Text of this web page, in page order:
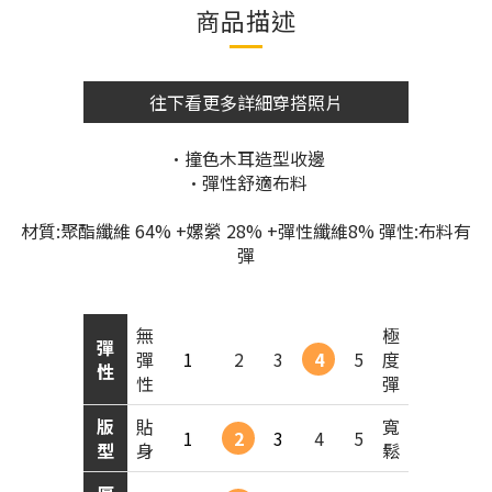
商品描述
往下看更多詳細穿搭照片
•撞色木耳造型收邊
•彈性舒適布料
材質:聚酯纖維 64% +嫘縈 28% +彈性纖維8% 彈性:布料有
彈
彈
性
無
彈
性
1 2 3 4 5
極
度
彈
版
型
貼
身
1 2 3 4 5
寬
鬆